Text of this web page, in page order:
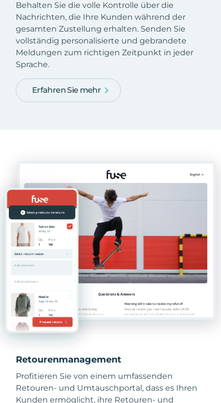
Behalten Sie die volle Kontrolle über die
Nachrichten, die Ihre Kunden während der
gesamten Zustellung erhalten. Senden Sie
vollständig personalisierte und gebrandete
Meldungen zum richtigen Zeitpunkt in jeder
Sprache.
Erfahren Sie mehr
Retourenmanagement
Profitieren Sie von einem umfassenden
Retouren- und Umtauschportal, dass es Ihren
Kunden ermöglicht, ihre Retouren- und